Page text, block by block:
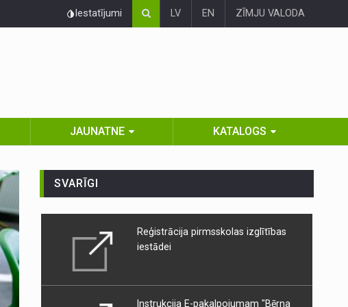
Iestatījumi LV EN ZĪMJU VALODA
JAUNATNE KATALOGS
SVARĪGI
Reģistrācija pirmsskolas izglītības
iestādei
Instrukcija E-pakalpojumam "Bērna